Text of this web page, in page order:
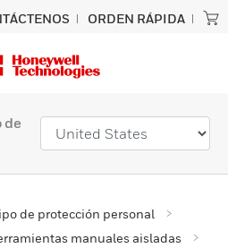
ORDEN RÁPIDA
de
de protección personal
manuales aisladas